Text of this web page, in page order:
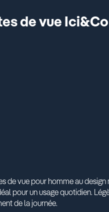
de vue
de vue pour homme au
pour un usage quotidien.
de la journée.